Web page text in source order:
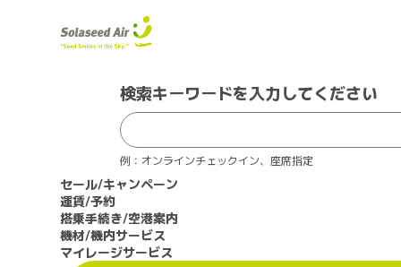
検索キーワードを入力してください
例：オンラインチェックイン、座席指定
セール/キャンペーン
運賃/予約
搭乗手続き/空港案内
機材/機内サービス
マイレージサービス